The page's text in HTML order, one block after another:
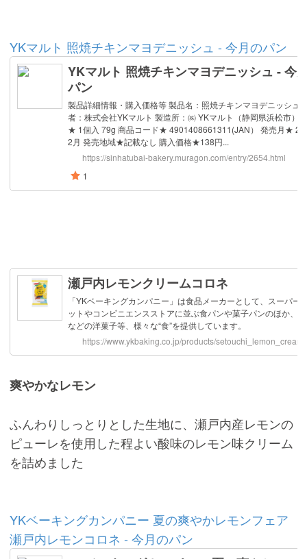
YKマルト 照焼チキンマヨデニッシュ - 今月のパン
爽やかなレモン
ふんわりしっとりとした生地に、瀬戸内産レモンの
ピューレを使用した程よい酸味のレモン味クリーム
を詰めました
YKベーキングカンパニー 夏の爽やかレモンフェア
瀬戸内レモンコロネ - 今月のパン